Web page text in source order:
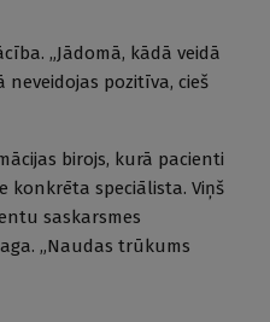
„Jādomā, kādā veidā
pozitīva, cieš
birojs, kurā pacienti
speciālista. Viņš
saskarsmes
„Naudas trūkums